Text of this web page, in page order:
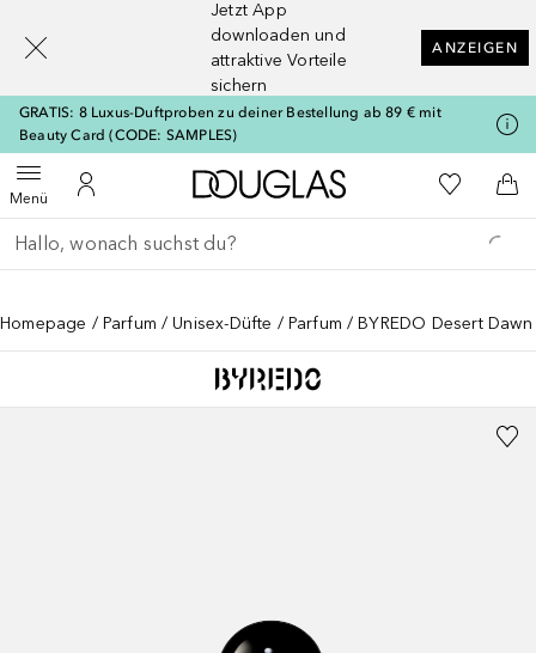
Jetzt App
downloaden und
attraktive Vorteile
sichern
ANZEIGEN
GRATIS: 8 Luxus-Duftproben zu deiner Bestellung ab 89 € mit
Beauty Card (CODE: SAMPLES)
MenüMenü öffnenZu Meinem Kundenkonto
Zur Douglas Startseite
Zu Meiner
Gehe zurück
Suche ausführen
Homepage Parfum Unisex-Düfte Parfum BYREDO Desert Dawn
[navigation.slideout.screenreader]